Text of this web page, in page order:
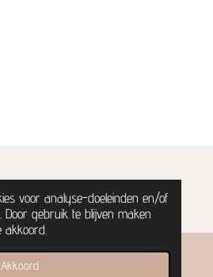
voor analyse-doeleinden en/of
gebruik te blijven maken
akkoord.
Akkoord